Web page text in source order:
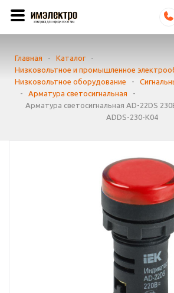
Главная - Каталог
-
Низковольтное и промышленное
Низковольтное оборудование
-
-
Арматура светосигнальная
-
Арматура светосигнальная AD-22DS
ADDS-230-K04